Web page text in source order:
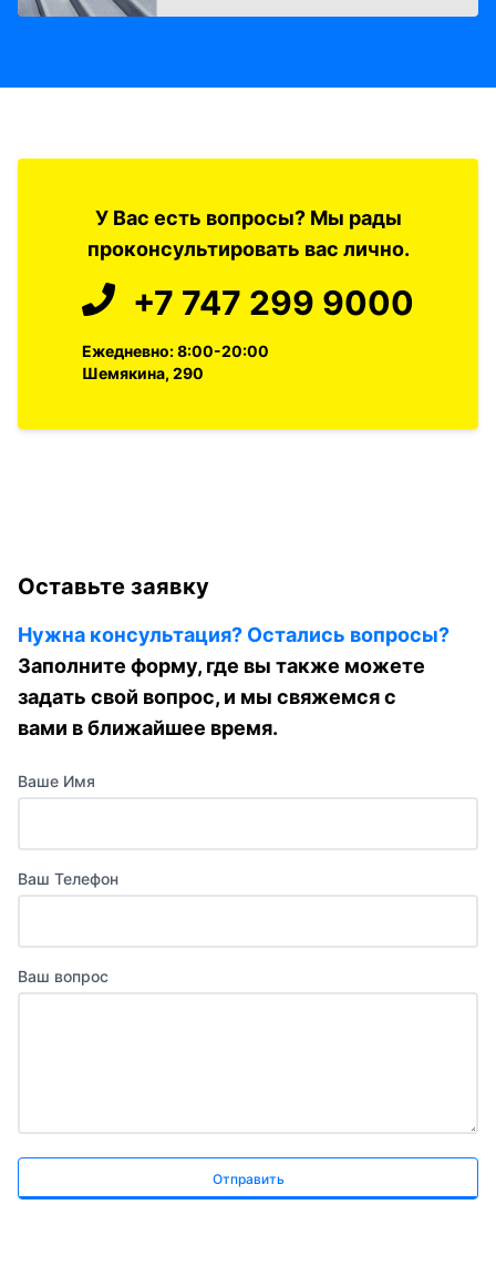
У Вас есть вопросы? Мы рады
проконсультировать вас лично.
+7 747 299 9000
Ежедневно: 8:00-20:00
Шемякина, 290
Оставьте заявку
Нужна консультация? Остались вопросы?
Заполните форму, где вы также можете
задать свой вопрос, и мы свяжемся с
вами в ближайшее время.
Ваше Имя
Ваш Телефон
Ваш вопрос
Отправить